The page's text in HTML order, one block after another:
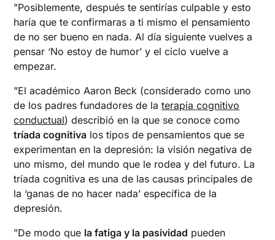
”Posiblemente, después te sentirías culpable y esto
haría que te confirmaras a ti mismo el pensamiento
de no ser bueno en nada. Al día siguiente vuelves a
pensar ‘No estoy de humor’ y el ciclo vuelve a
empezar.
”El académico Aaron Beck (considerado como uno
de los padres fundadores de laterapia cognitivo
conductual) describió en la que se conoce como
tríada cognitiva los tipos de pensamientos que se
experimentan en la depresión: la visión negativa de
uno mismo, del mundo que le rodea y del futuro. La
tríada cognitiva es una de las causas principales de
la ‘ganas de no hacer nada’ específica de la
depresión.
”De modo que la fatiga y la pasividad pueden